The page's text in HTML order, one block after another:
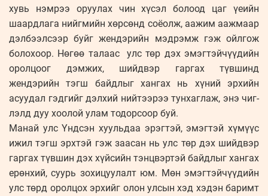
хувь нэмрээ оруулах чин хүсэл болоод цаг үеийн
шаардлага нийгмийн хөрсөнд соёолж, аажим аажмаар
дэлбээлсээр буйг жендэрийн мэдрэмж гэж ойлгож
болохоор. Нөгөө талаас улс төр дэх эмэгтэйчүүдийн
оролцоог дэмжих, шийдвэр гаргах түв­шинд
жендэрийн тэгш байдлыг хан­гах нь хүний эрхийн
асуудал гэд­гийг дэлхий нийтээрээ тунхаглаж, энэ чиг­
лэлд дуу хоолой улам тодорсоор буй.
Манай улс Үндсэн хуульдаа эрэгтэй, эмэгтэй хүмүүс
ижил тэгш эрхтэй гэж заасан нь улс төр дэх шийдвэр
гаргах түвшин дэх хүйсийн тэнцвэртэй байдлыг хангах
ерөнхий, суурь зохицуулалт юм. Мөн эмэгтэйчүүдийн
улс төрд оролцох эрхийг олон улсын хэд хэдэн баримт